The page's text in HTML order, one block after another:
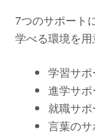
7つのサポート
学べる環境を用
学習サポ
進学サポ
就職サポ
言葉のサ